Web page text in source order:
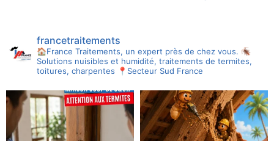
francetraitements
🏠France Traitements, un expert près de chez vous. 🪳
Solutions nuisibles et humidité, traitements de termites,
toitures, charpentes 📍Secteur Sud France